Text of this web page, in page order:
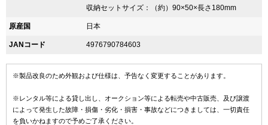
収納セットサイズ：（約）90×50×長さ180mm
原産国 日本
JANコード 4976790784603
※製品改良のため外観および仕様は、予告なく変更することがあります。
※レンタル等による貸し出し、オークション等による転売や中古販売、及び譲渡
によって発生した故障・損傷・劣化・損害・事故などにつきましては、一切責任
を負いかねますので予めご了承ください。